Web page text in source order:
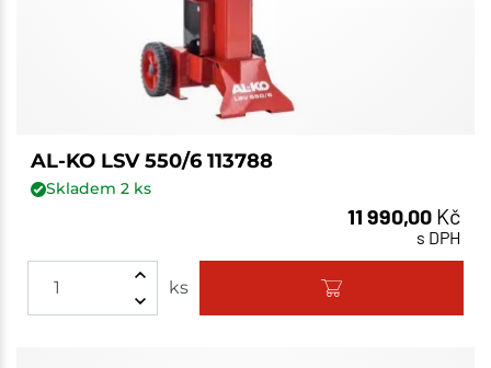
AL-KO LSV 550/6 113788
Skladem 2ks
11 990,00 Kč
s DPH
ks